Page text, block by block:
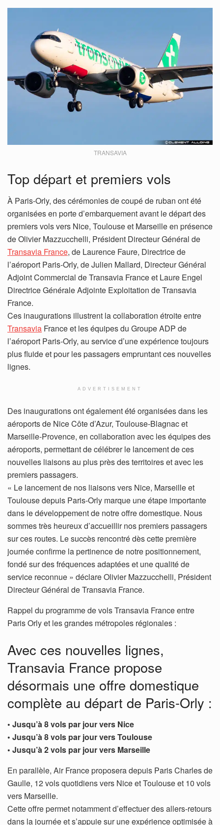
TRANSAVIA
Top départ et premiers vols
À Paris-Orly, des cérémonies de coupé de ruban ont été
organisées en porte d’embarquement avant le départ des
premiers vols vers Nice, Toulouse et Marseille en présence
de Olivier Mazzucchelli, Président Directeur Général de
Transavia France, de Laurence Faure, Directrice de
l’aéroport Paris-Orly, de Julien Mallard, Directeur Général
Adjoint Commercial de Transavia France et Laure Engel
Directrice Générale Adjointe Exploitation de Transavia
France.
Ces inaugurations illustrent la collaboration étroite entre
Transavia France et les équipes du Groupe ADP de
l’aéroport Paris-Orly, au service d’une expérience toujours
plus fluide et pour les passagers empruntant ces nouvelles
lignes.
ADVERTISEMENT
Des inaugurations ont également été organisées dans les
aéroports de Nice Côte d’Azur, Toulouse-Blagnac et
Marseille-Provence, en collaboration avec les équipes des
aéroports, permettant de célébrer le lancement de ces
nouvelles liaisons au plus près des territoires et avec les
premiers passagers.
« Le lancement de nos liaisons vers Nice, Marseille et
Toulouse depuis Paris-Orly marque une étape importante
dans le développement de notre offre domestique. Nous
sommes très heureux d’accueillir nos premiers passagers
sur ces routes. Le succès rencontré dès cette première
journée confirme la pertinence de notre positionnement,
fondé sur des fréquences adaptées et une qualité de
service reconnue » déclare Olivier Mazzucchelli, Président
Directeur Général de Transavia France.
Rappel du programme de vols Transavia France entre
Paris Orly et les grandes métropoles régionales :
Avec ces nouvelles lignes,
Transavia France propose
désormais une offre domestique
complète au départ de Paris-Orly :
• Jusqu’à 8 vols par jour vers Nice
• Jusqu’à 8 vols par jour vers Toulouse
• Jusqu’à 2 vols par jour vers Marseille
En parallèle, Air France proposera depuis Paris Charles de
Gaulle, 12 vols quotidiens vers Nice et Toulouse et 10 vols
vers Marseille.
Cette offre permet notamment d’effectuer des allers-retours
dans la journée et s’appuie sur une expérience optimisée à